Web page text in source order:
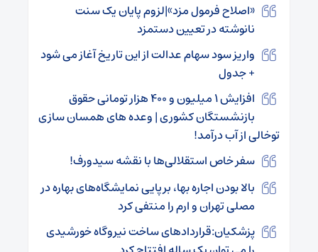
«اصلاح فرمول مزد»|لزوم پایان یک سنت
نانوشته در تعیین دستمزد
واریز سود سهام عدالت از این تاریخ آغاز می شود
+ جدول
افزایش ۱ میلیون و ۴۰۰ هزار تومانی حقوق
بازنشستگان کشوری | وعده های همسان سازی
توخالی از آب درآمد!
سفر خاص استقلالی‌ها با نقشه سیدورف!
بالا بودن اجاره بها، برپایی نمایشگاه‌های بهاره در
مصلی تهران و ارم را منتفی کرد
پزشکیان:قراردادهای ساخت نیروگاه‌ خورشیدی